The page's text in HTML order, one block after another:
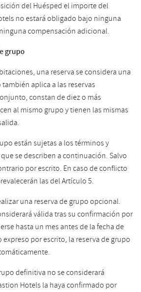
del Huésped el importe del
no estará obligado bajo ninguna
compensación adicional.
grupo
una reserva se considera una
aplica a las reservas
constan de diez o más
al mismo grupo y tienen las mismas
están sujetas a los términos y
se describen a continuación. Salvo
por escrito. En caso de conflicto
las del Artículo 5.
una reserva de grupo opcional.
válida tras su confirmación por
hasta un mes antes de la fecha de
expreso por escrito, la reserva de grupo
definitiva no se considerará
Hotels la haya confirmado por